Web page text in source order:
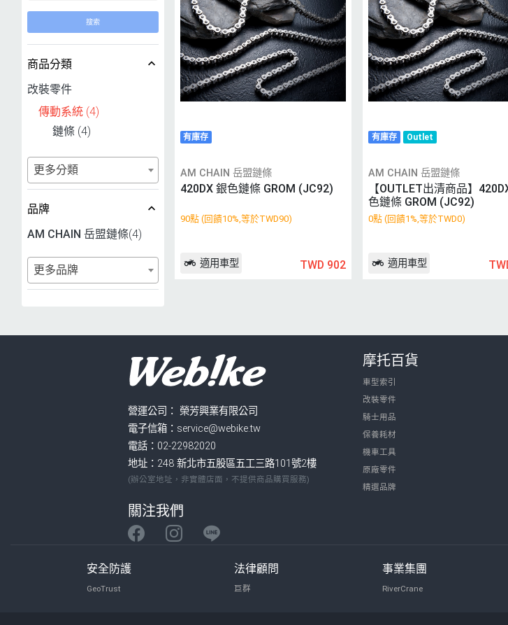
搜索
商品分類
改裝零件
傳動系統 (4)
鏈條 (4)
更多分類
品牌
AM CHAIN 岳盟鏈條(4)
更多品牌
有庫存
AM CHAIN 岳盟鏈條
420DX 銀色鏈條 GROM (JC92)
90點 (回饋10%,等於TWD90)
適用車型 TWD 902
有庫存 Outlet
AM CHAIN 岳盟鏈條
【OUTLET出清商品】
色鏈條 GROM (JC92)
0點 (回饋1%,等於TWD0)
適用車型
營運公司： 榮芳興業有限公司
電子信箱：service@webike.tw
電話：02-22982020
地址：248 新北市五股區五工三路101號2樓
(辦公室地址，非實體店面，不提供商品購買服務)
關注我們
摩托百貨
車型索引
改裝零件
騎士用品
保養耗材
機車工具
原廠零件
精選品牌
安全防護
GeoTrust
法律顧問
巨群
事業集團
RiverCrane